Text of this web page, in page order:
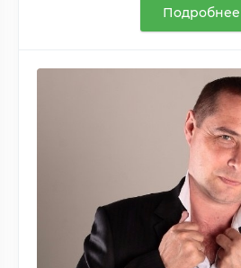
Подробнее